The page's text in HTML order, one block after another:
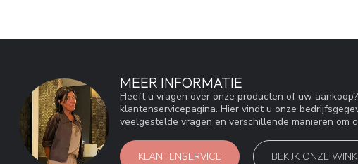
MEER INFORMATIE
Heeft u vragen over onze producten of uw
klantenservicepagina. Hier vindt u onze
veelgestelde vragen en verschillende manieren om
KLANTENSERVICE BEKIJK ONZE